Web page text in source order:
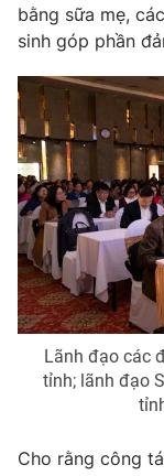
Liên hệ quảng cáo:
® Cấm sao chép
thuận bằng văn
thông tin từ website
bằng sữa mẹ,
sinh góp phần
Lãnh đạo các
tỉnh; lãnh đạo
Cho rằng công